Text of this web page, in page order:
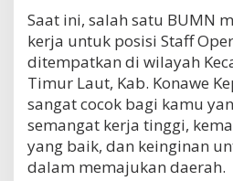
a
b
.
K
o
n
a
w
e
K
Saat ini, salah satu BUMN
kerja untuk posisi Staff
ditempatkan di wilayah
Timur Laut, Kab. Konawe
sangat cocok bagi kamu
semangat kerja tinggi,
yang baik, dan keinginan
dalam memajukan daerah.